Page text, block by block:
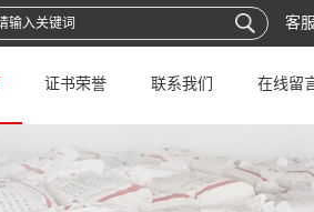
客
证书荣誉 联系我们 在线留